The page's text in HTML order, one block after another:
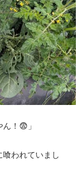
！😨」
われていまし